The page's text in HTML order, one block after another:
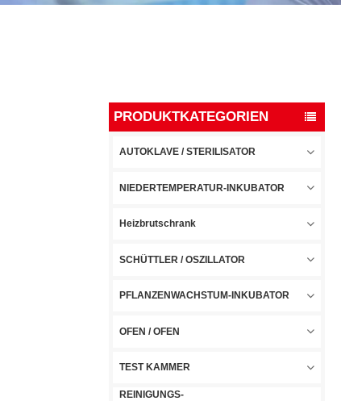
PRODUKTKATEGORIEN
AUTOKLAVE / STERILISATOR
NIEDERTEMPERATUR-INKUBATOR
Heizbrutschrank
SCHÜTTLER / OSZILLATOR
PFLANZENWACHSTUM-INKUBATOR
OFEN / OFEN
TEST KAMMER
REINIGUNGS-